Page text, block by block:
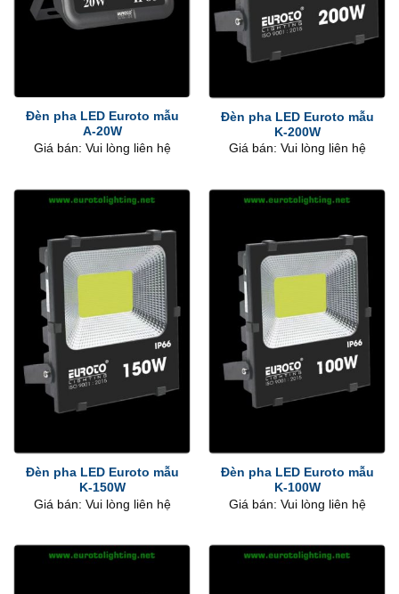
Đèn pha LED Euroto mẫu
A-20W
Giá bán: Vui lòng liên hệ
Đèn pha LED Euroto mẫu
K-200W
Giá bán: Vui lòng liên hệ
Đèn pha LED Euroto mẫu
K-150W
Giá bán: Vui lòng liên hệ
Đèn pha LED Euroto mẫu
K-100W
Giá bán: Vui lòng liên hệ